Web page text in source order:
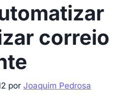
correio
por Joaquim Pedrosa